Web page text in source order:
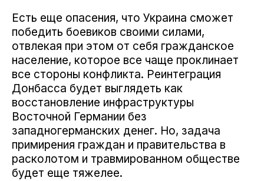
Есть еще опасения, что Украина сможет
победить боевиков своими силами,
отвлекая при этом от себя гражданское
население, которое все чаще проклинает
все стороны конфликта. Реинтеграция
Донбасса будет выглядеть как
восстановление инфраструктуры
Восточной Германии без
западногерманских денег. Но, задача
примирения граждан и правительства в
расколотом и травмированном обществе
будет еще тяжелее.